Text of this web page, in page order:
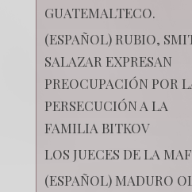
GUATEMALTECO.
(ESPAÑOL) RUBIO,
SALAZAR EXPRESAN
PREOCUPACIÓN POR
PERSECUCIÓN A LA
FAMILIA BITKOV
LOS JUECES DE LA
(ESPAÑOL) MADURO